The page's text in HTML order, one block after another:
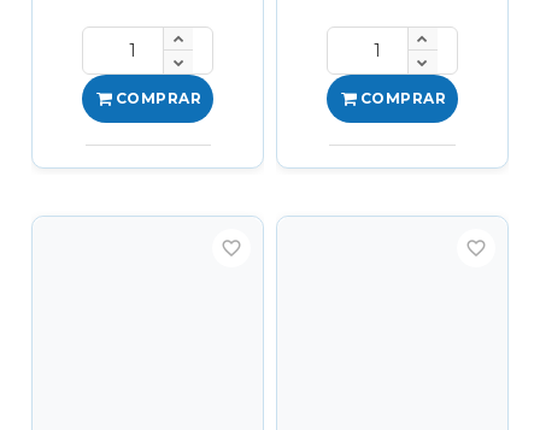
COMPRAR COMPRAR
favorite_border favorite_border